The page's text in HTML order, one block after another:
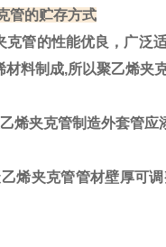
管的贮存方式
克管的性能优良，广泛
材料制成,所以聚乙烯夹
夹克管制造外套管应添
夹克管管材壁厚可调